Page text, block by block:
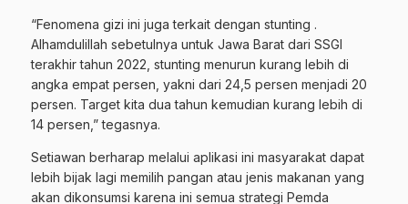
“Fenomena gizi ini juga terkait dengan stunting .
Alhamdulillah sebetulnya untuk Jawa Barat dari SSGI
terakhir tahun 2022, stunting menurun kurang lebih di
angka empat persen, yakni dari 24,5 persen menjadi 20
persen. Target kita dua tahun kemudian kurang lebih di
14 persen,” tegasnya.
Setiawan berharap melalui aplikasi ini masyarakat dapat
lebih bijak lagi memilih pangan atau jenis makanan yang
akan dikonsumsi karena ini semua strategi Pemda